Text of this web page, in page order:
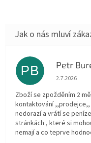
PB Petr
Hodnocení
2.7.2026
Zboží se zpožděním 2
kontaktování ,,prodejce,,
nedorazí a vrátí se
stránkách , které si
nemají a co teprve